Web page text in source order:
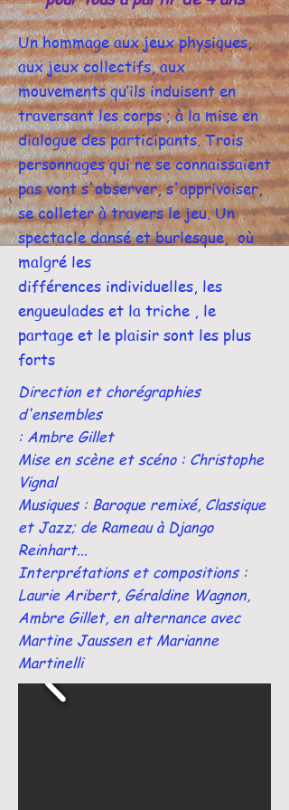
Un hommage aux jeux physiques,
aux jeux collectifs, aux
mouvements qu’ils induisent en
traversant les corps ; à la mise en
dialogue des participants. Trois
personnages qui ne se connaissaient
pas vont s'observer, s'apprivoiser,
se colleter à travers le jeu. Un
spectacle dansé et burlesque, où
malgré les
différences individuelles, les
engueulades et la triche , le
partage et le plaisir sont les plus
forts
Direction et chorégraphies
d'ensembles
: Ambre Gillet
Mise en scène et scéno : Christophe
Vignal
Musiques : Baroque remixé, Classique
et Jazz; de Rameau à Django
Reinhart...
Interprétations et compositions :
Laurie Aribert, Géraldine Wagnon,
Ambre Gillet, en alternance avec
Martine Jaussen et Marianne
Martinelli